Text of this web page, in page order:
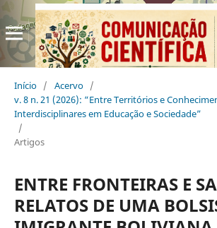
Início / Acervo /
v. 8 n. 21 (2026): “Entre Territórios e
Interdisciplinares em Educação e Sociedade”
/
Artigos
ENTRE FRONTEIRAS E
RELATOS DE UMA